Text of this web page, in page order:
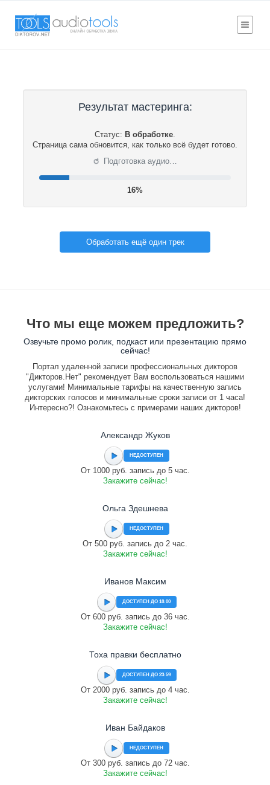
Результат мастеринга:
Статус: В обработке.
Страница сама обновится, как только всё будет готово.
⟳ Подготовка аудио…
17%
Обработать ещё один трек
Что мы еще можем предложить?
Озвучьте промо ролик, подкаст или презентацию прямо
сейчас!
Портал удаленной записи профессиональных дикторов
"Дикторов.Нет" рекомендует Вам воспользоваться нашими
услугами! Минимальные тарифы на качественную запись
дикторских голосов и минимальные сроки записи от 1 часа!
Интересно?! Ознакомьтесь с примерами наших дикторов!
Александр Жуков
НЕДОСТУПЕН
От 1000 руб. запись до 5 час.
Закажите сейчас!
Ольга Здешнева
НЕДОСТУПЕН
От 500 руб. запись до 2 час.
Закажите сейчас!
Иванов Максим
ДОСТУПЕН ДО 18:00
От 600 руб. запись до 36 час.
Закажите сейчас!
Тоха правки бесплатно
ДОСТУПЕН ДО 23:59
От 2000 руб. запись до 4 час.
Закажите сейчас!
Иван Байдаков
НЕДОСТУПЕН
От 300 руб. запись до 72 час.
Закажите сейчас!